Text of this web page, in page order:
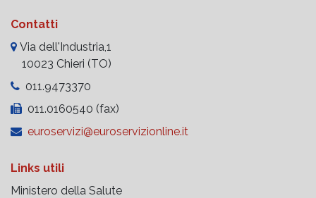
Contatti
Via dell'Industria,1
10023 Chieri (TO)
011.9473370
011.0160540 (fax)
euroservizi@euroservizionline.it
Links utili
Ministero della Salute